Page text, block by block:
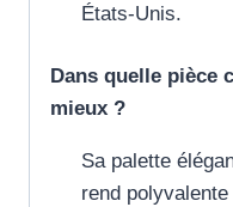
États-Unis.
Dans quelle pièce
mieux ?
Sa palette
rend polyvalente